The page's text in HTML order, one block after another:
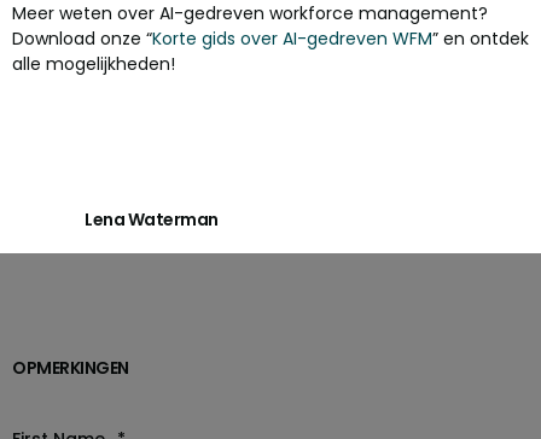
Meer weten over AI-gedreven workforce management?
Download onze “Korte gids over AI-gedreven WFM” en ontdek
alle mogelijkheden!
Lena Waterman
OPMERKINGEN